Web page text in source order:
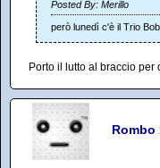
Posted By: Merillo
però lunedì c'è il Trio
Porto il lutto al braccio per
Rombo